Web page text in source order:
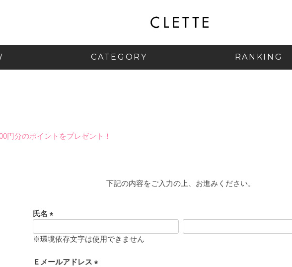
CATEGORY RANKING
円分のポイントをプレゼント！
下記の内容をご入力の上、お進みください。
氏名
必
)
※環境依存文字は使用できません
Ｅメールアドレス